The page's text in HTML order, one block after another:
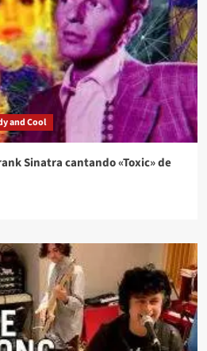
and Cool
Sinatra cantando «Toxic» de